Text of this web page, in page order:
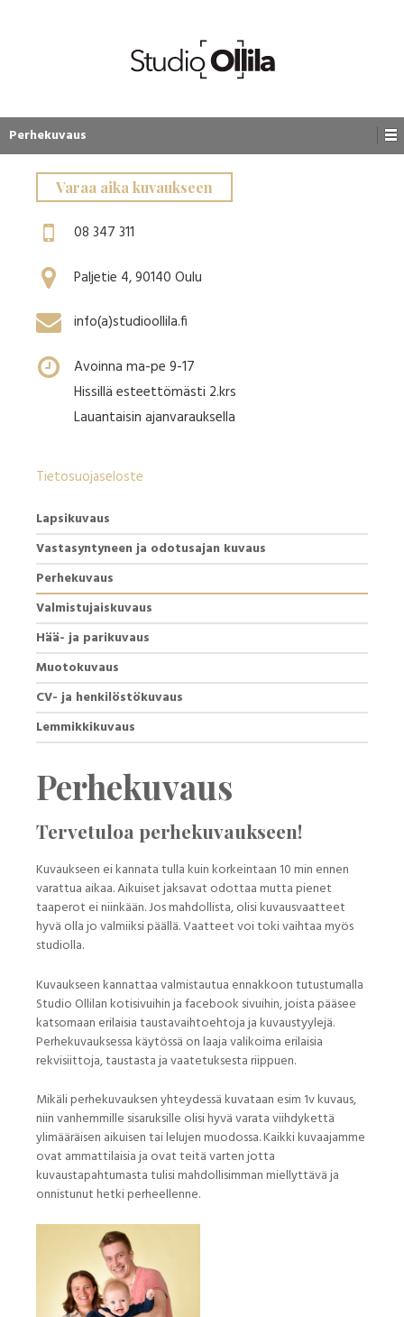
Perhekuvaus
Varaa aika kuvaukseen
08 347 311
Paljetie 4, 90140 Oulu
info(a)studioollila.fi
Avoinna ma-pe 9-17
Hissillä esteettömästi 2.krs
Lauantaisin ajanvarauksella
Tietosuojaseloste
Lapsikuvaus
Vastasyntyneen ja odotusajan kuvaus
Perhekuvaus
Valmistujaiskuvaus
Hää- ja parikuvaus
Muotokuvaus
CV- ja henkilöstökuvaus
Lemmikkikuvaus
Perhekuvaus
Tervetuloa perhekuvaukseen!
Kuvaukseen ei kannata tulla kuin korkeintaan 10 min ennen
varattua aikaa. Aikuiset jaksavat odottaa mutta pienet
taaperot ei niinkään. Jos mahdollista, olisi kuvausvaatteet
hyvä olla jo valmiiksi päällä. Vaatteet voi toki vaihtaa myös
studiolla.
Kuvaukseen kannattaa valmistautua ennakkoon tutustumalla
Studio Ollilan kotisivuihin ja facebook sivuihin, joista pääsee
katsomaan erilaisia taustavaihtoehtoja ja kuvaustyylejä.
Perhekuvauksessa käytössä on laaja valikoima erilaisia
rekvisiittoja, taustasta ja vaatetuksesta riippuen.
Mikäli perhekuvauksen yhteydessä kuvataan esim 1v kuvaus,
niin vanhemmille sisaruksille olisi hyvä varata viihdykettä
ylimääräisen aikuisen tai lelujen muodossa. Kaikki kuvaajamme
ovat ammattilaisia ja ovat teitä varten jotta
kuvaustapahtumasta tulisi mahdollisimman miellyttävä ja
onnistunut hetki perheellenne.